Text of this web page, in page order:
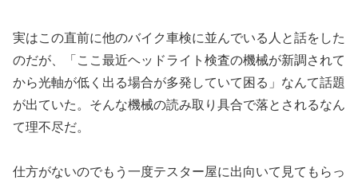
実はこの直前に他のバイク車検に並んでいる人と話をした
のだが、「ここ最近ヘッドライト検査の機械が新調されて
から光軸が低く出る場合が多発していて困る」なんて話題
が出ていた。そんな機械の読み取り具合で落とされるなん
て理不尽だ。
仕方がないのでもう一度テスター屋に出向いて見てもらっ